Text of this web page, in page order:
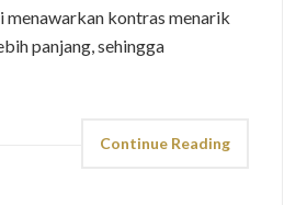
kontras menarik
panjang, sehingga
Continue Reading